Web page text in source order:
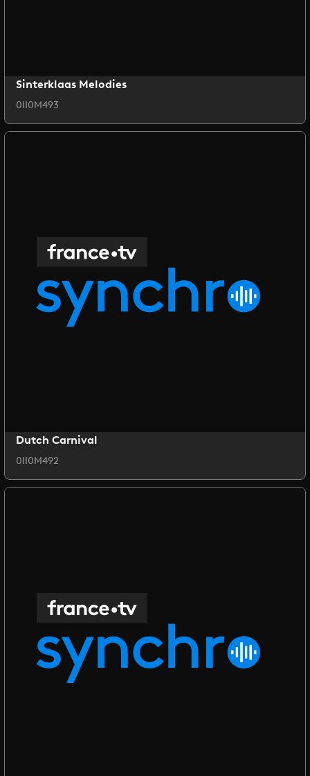
Sinterklaas Melodies
0II0M493
Dutch Carnival
0II0M492